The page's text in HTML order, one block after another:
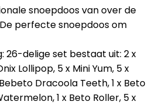
snoepdoos van over de
perfecte snoepdoos om
26-delige set bestaat uit: 2 x
Lollipop, 5 x Mini Yum, 5 x
Dracoola Teeth, 1 x Beto
1 x Beto Roller, 5 x